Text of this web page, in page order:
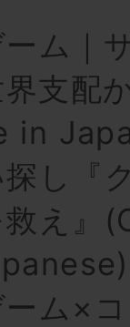
ーム｜
支配
in
探し『
え』
ーム×